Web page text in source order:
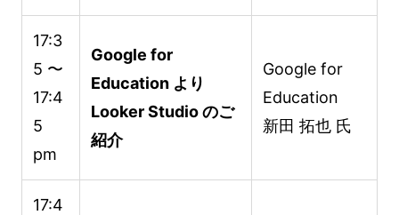
17:3
5 〜
17:4
5
pm
Google for
Education より
Looker Studio のご
紹介
Google for
Education
新田 拓也 氏
17:4